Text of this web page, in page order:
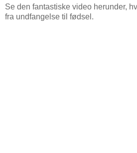
Se den fantastiske video herunder,
fra undfangelse til fødsel.